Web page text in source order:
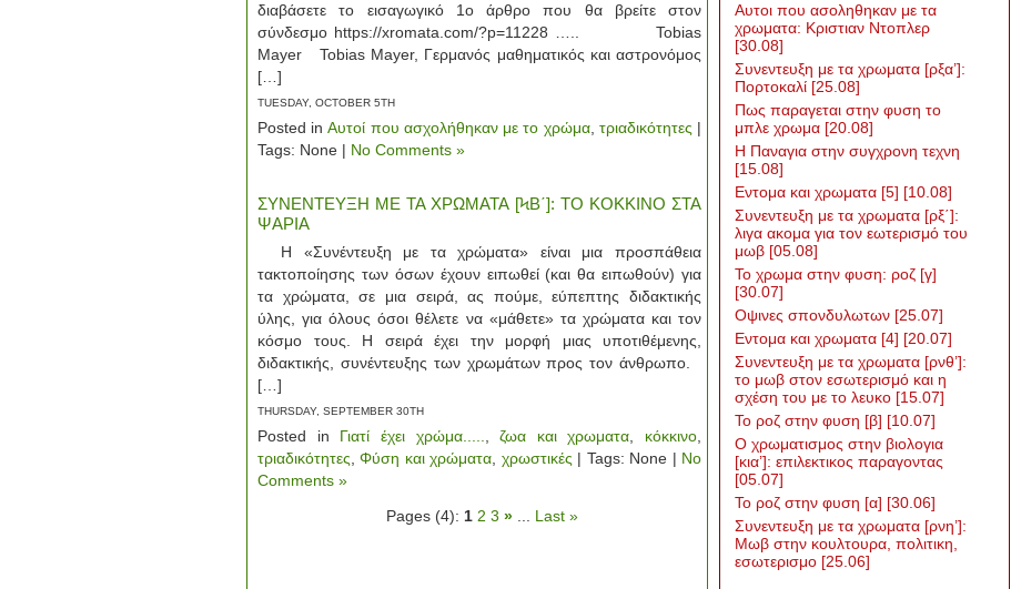
διαβάσετε τo εισαγωγικό 1ο άρθρο που θα βρείτε στον
σύνδεσμο https://xromata.com/?p=11228 ….. Tobias
Mayer Tobias Mayer, Γερμανός μαθηματικός και αστρονόμος
[…]
TUESDAY, OCTOBER 5TH
Posted inΑυτοί που ασχολήθηκαν με το χρώμα, τριαδικότητες |
Tags: None | No Comments »
ΣΥΝΕΝΤΕΥΞΗ ΜΕ ΤΑ ΧΡΩΜΑΤΑ [ϞΒ΄]: ΤΟ ΚΟΚΚΙΝΟ ΣΤΑ
ΨΑΡΙΑ
Η «Συνέντευξη με τα χρώματα» είναι μια προσπάθεια
τακτοποίησης των όσων έχουν ειπωθεί (και θα ειπωθούν) για
τα χρώματα, σε μια σειρά, ας πούμε, εύπεπτης διδακτικής
ύλης, για όλους όσοι θέλετε να «μάθετε» τα χρώματα και τον
κόσμο τους. Η σειρά έχει την μορφή μιας υποτιθέμενης,
διδακτικής, συνέντευξης των χρωμάτων προς τον άνθρωπο.
[…]
THURSDAY, SEPTEMBER 30TH
Posted in Γιατί έχει χρώμα..... ,ζωα και χρωματα κόκκινο
τριαδικότητες ,Φύση και χρώματα χρωστικές | Tags: None | No
Comments »
Pages (4): 1 2 3 » Last »
Αυτοι που ασοληθηκαν με τα
χρωματα: Κριστιαν Ντοπλερ
[30.08]
Συνεντευξη με τα χρωματα [ρξα’]:
Πορτοκαλί [25.08]
Πως παραγεται στην φυση το
μπλε χρωμα [20.08]
Η Παναγια στην συγχρονη τεχνη
[15.08]
Εντομα και χρωματα [5] [10.08]
Συνεντευξη με τα χρωματα [ρξ΄]:
λιγα ακομα για τον εωτερισμό του
μωβ [05.08]
Το χρωμα στην φυση: ροζ [γ]
[30.07]
Οψινες σπονδυλωτων [25.07]
Εντομα και χρωματα [4] [20.07]
Συνεντευξη με τα χρωματα [ρνθ’]:
το μωβ στον εσωτερισμό και η
σχέση του με το λευκο [15.07]
Το ροζ στην φυση [β] [10.07]
Ο χρωματισμος στην βιολογια
[κια’]: επιλεκτικος παραγοντας
[05.07]
Το ροζ στην φυση [α] [30.06]
Συνεντευξη με τα χρωματα [ρνη’]:
Μωβ στην κουλτουρα, πολιτικη,
εσωτερισμο [25.06]